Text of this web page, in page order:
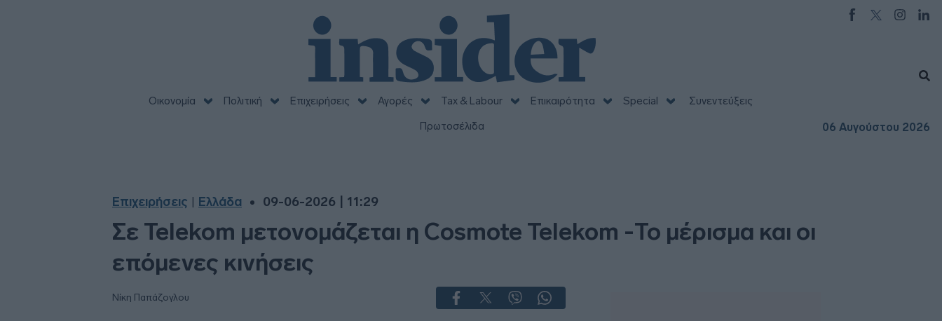
Οικονομία Πολιτική Επιχειρήσεις Αγορές Tax & Labour Επικαιρότητα Special
Συνεντεύξεις
Πρωτοσέλιδα
06 Αυγούστου 2026
Επιχειρήσεις Ελλάδα 09-06-2026 | 11:29
Σε Telekom μετονομάζεται η Cosmote Telekom -Το μέρισμα και οι
επόμενες κινήσεις
Νίκη Παπάζογλου